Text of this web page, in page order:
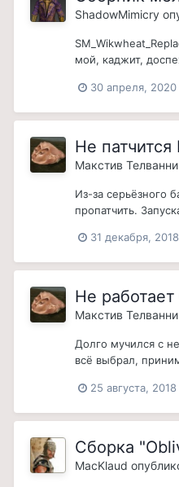
ShadowMimicry
мой, каджит,
30 апреля, 2020
Не
Макстив Телванни
Из-за серьёзного
пропатчить.
31 декабря, 2018
Не
Макстив Телванни
Долго мучился с
всё выбрал,
25 августа, 2018
Сборка
MacKlaud